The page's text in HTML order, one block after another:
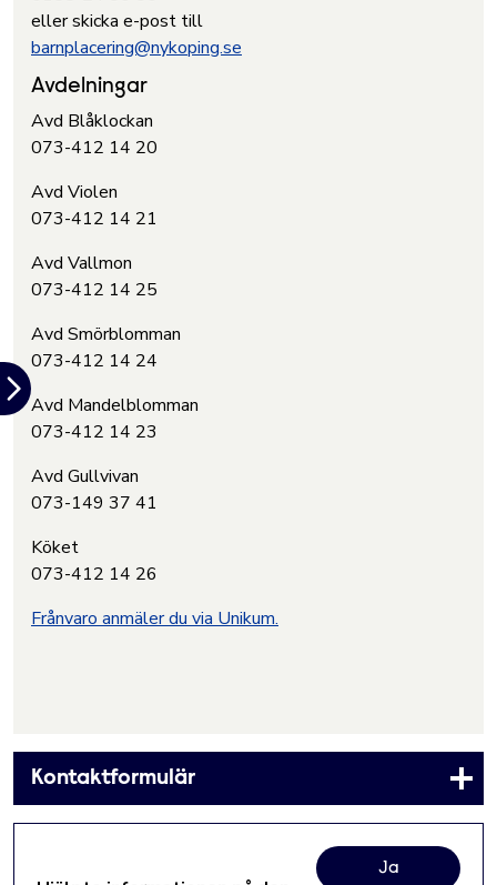
eller skicka e-post till
barnplacering@nykoping.se
Avdelningar
Avd Blåklockan
073-412 14 20
Avd Violen
073-412 14 21
Avd Vallmon
073-412 14 25
Avd Smörblomman
073-412 14 24
Avd Mandelblomman
073-412 14 23
Avd Gullvivan
073-149 37 41
Köket
073-412 14 26
Frånvaro anmäler du via Unikum.
Kontaktformulär
Ja